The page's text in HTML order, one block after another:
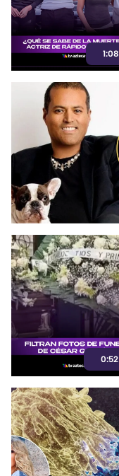
1:08
0:52